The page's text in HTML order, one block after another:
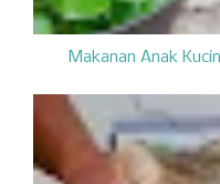
Makanan Anak